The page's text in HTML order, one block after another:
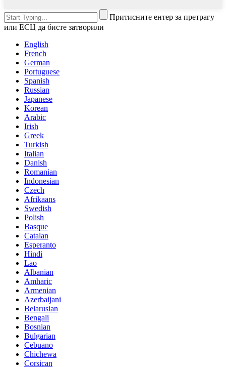
Притисните ентер за претрагу
или ЕСЦ да бисте затворили
English
French
German
Portuguese
Spanish
Russian
Japanese
Korean
Arabic
Irish
Greek
Turkish
Italian
Danish
Romanian
Indonesian
Czech
Afrikaans
Swedish
Polish
Basque
Catalan
Esperanto
Hindi
Lao
Albanian
Amharic
Armenian
Azerbaijani
Belarusian
Bengali
Bosnian
Bulgarian
Cebuano
Chichewa
Corsican